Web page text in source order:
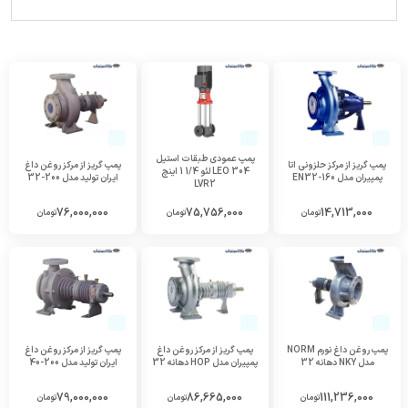
پمپ گریز از مرکز حلزونی اتا
پمپیران مدل EN32-160
14,713,000تومان
پمپ عمودی طبقات استیل
304 LEO لئو 1/4 1 اینچ
LVR2
75,756,000تومان
پمپ گریز از مرکز روغن داغ
ایران تولید مدل 200-32
76,000,000تومان
پمپ روغن داغ نورم NORM
مدل NKY دهانه 32
111,236,000تومان
پمپ گریز از مرکز روغن داغ
پمپیران مدل HOP دهانه 32
86,665,000تومان
پمپ گریز از مرکز روغن داغ
ایران تولید مدل 200-40
79,000,000تومان